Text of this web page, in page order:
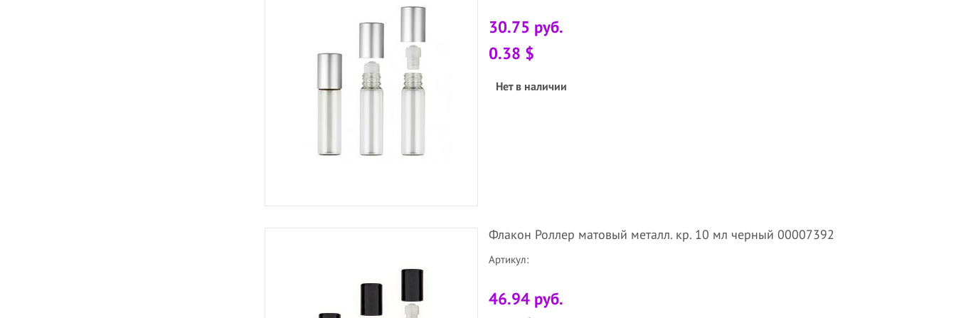
30.75 руб.
0.38 $
Нет в наличии
Флакон Роллер матовый металл. кр. 10 мл черный 00007392
Артикул:
46.94 руб.